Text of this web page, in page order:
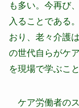
も多い。今再び
入ることである
おり、老々介護
の世代自らがケ
を現場で学ぶこ
ケア労働者の